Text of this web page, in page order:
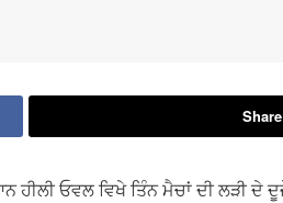
ਹੀਲੀ ਓਵਲ ਵਿਖੇ ਤਿੰਨ ਮੈਚਾਂ ਦੀ